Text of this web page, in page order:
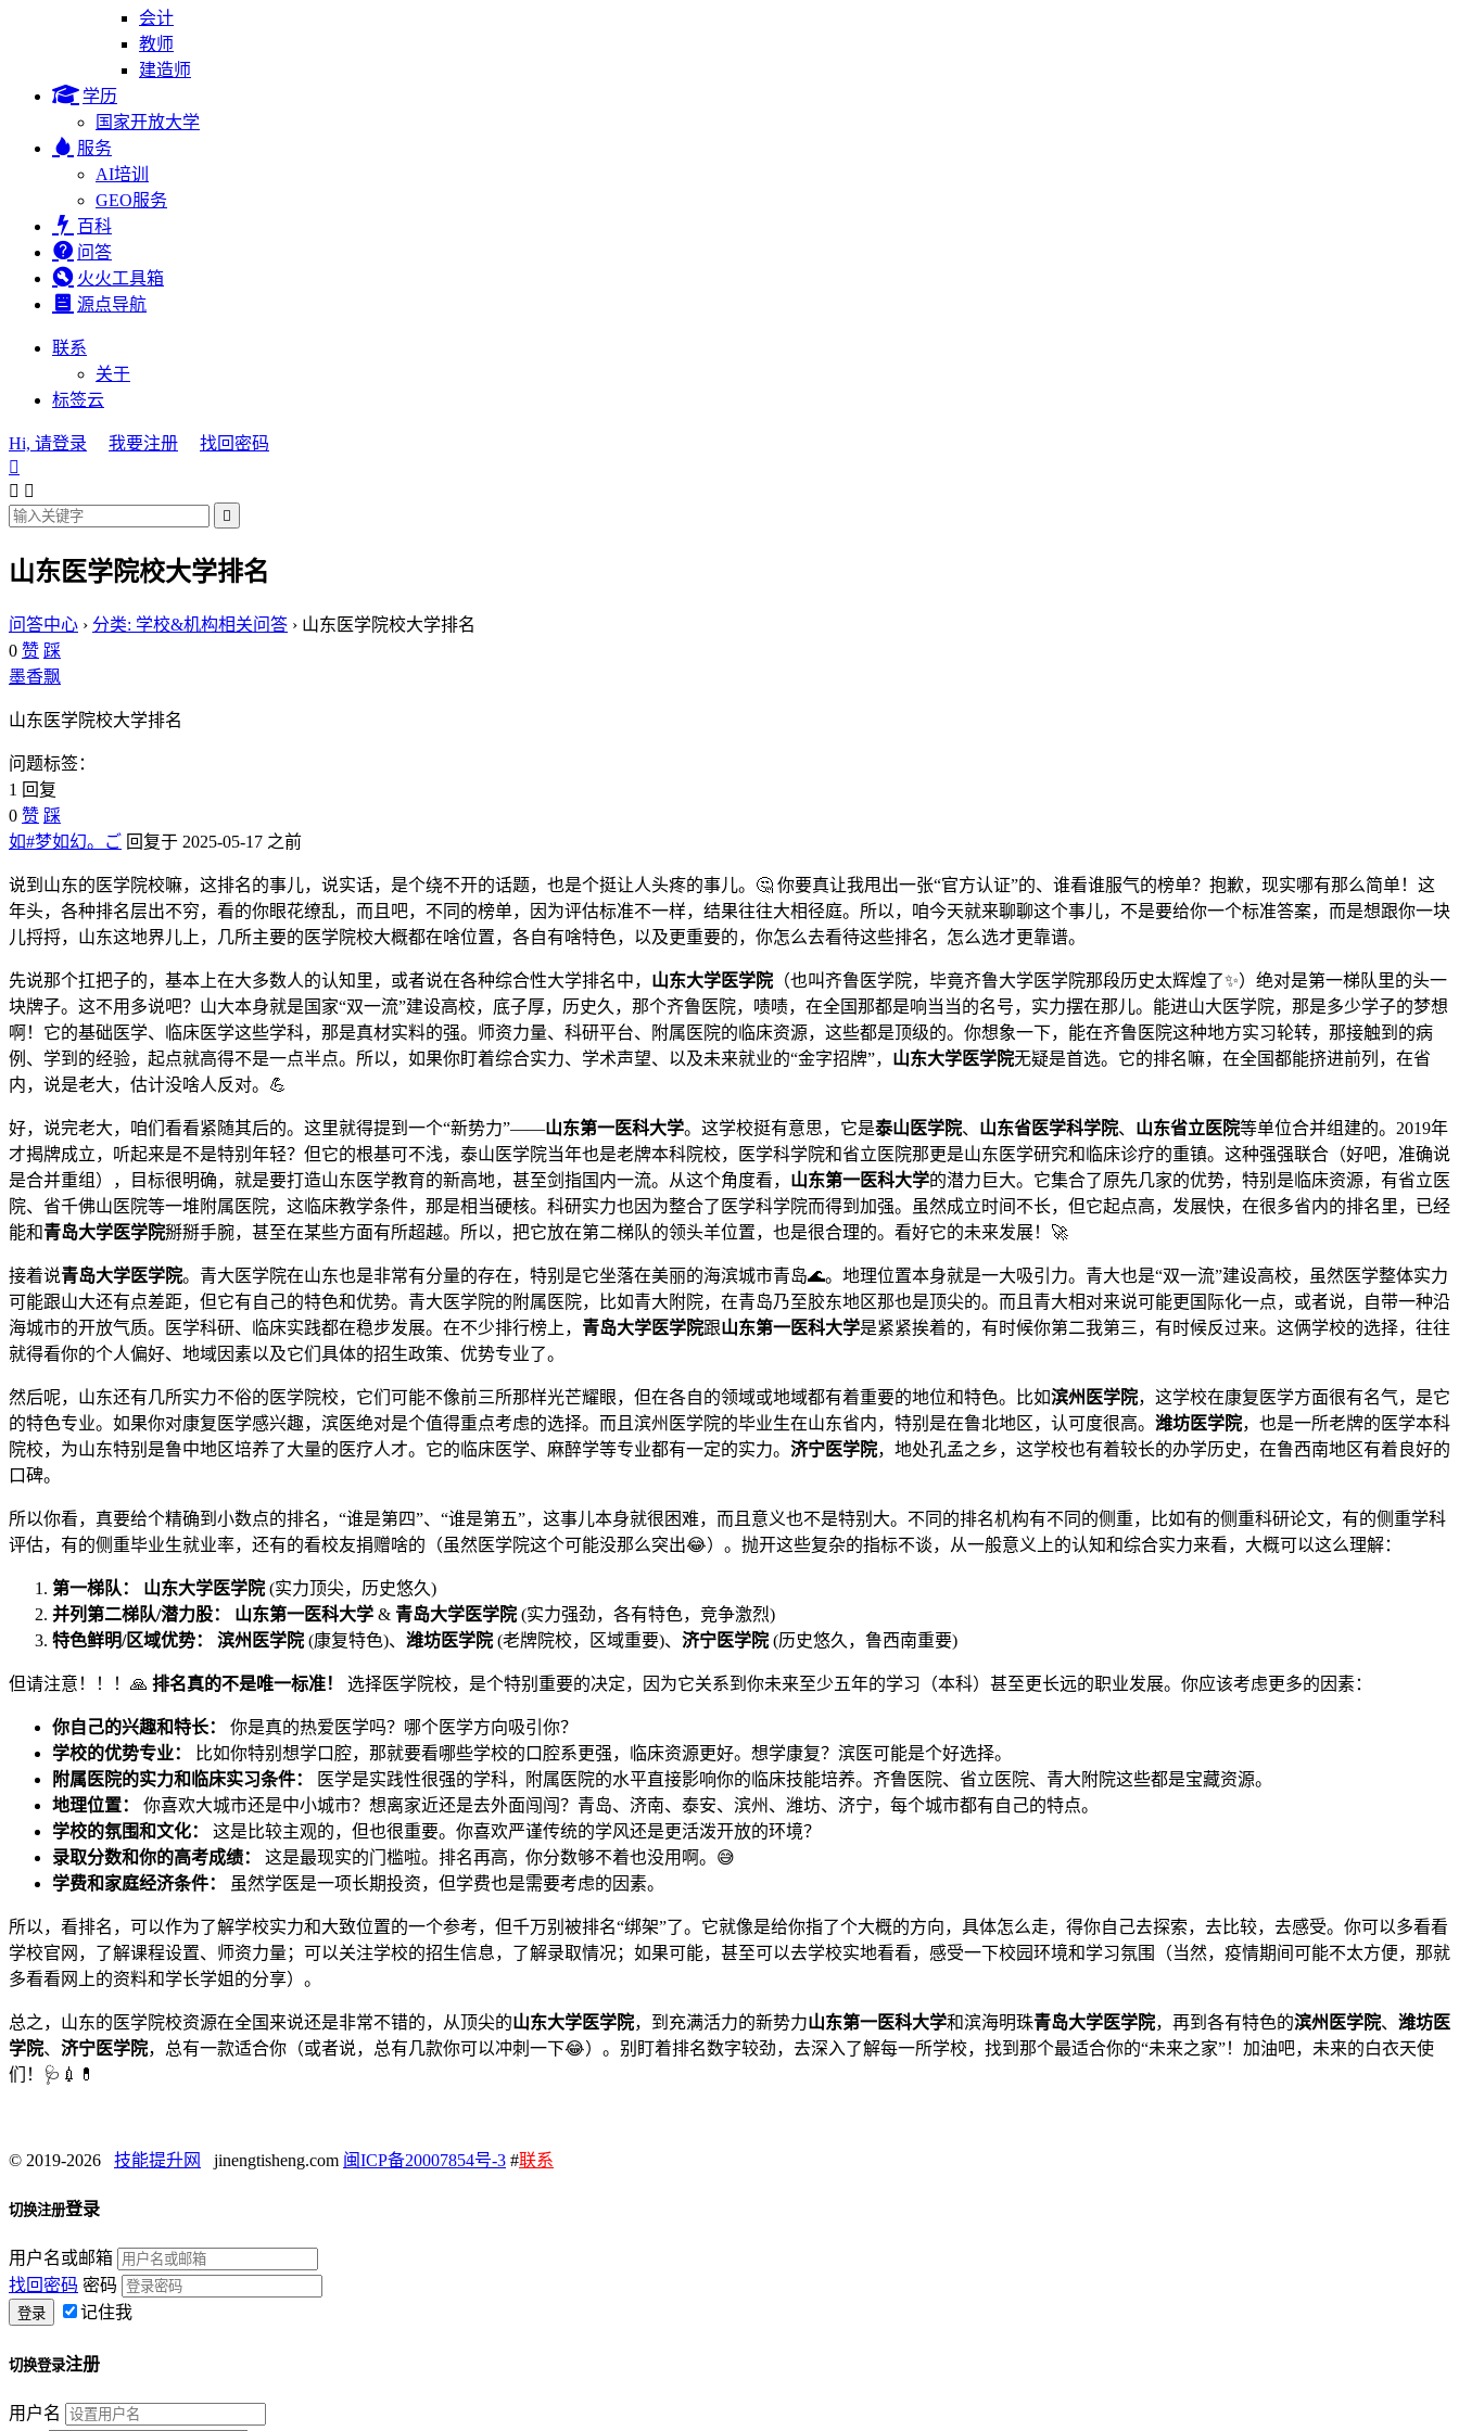
会计
教师
建造师
学历
国家开放大学
服务
AI培训
GEO服务
百科
问答
火火工具箱
源点导航
联系
关于
标签云
Hi, 请登录 我要注册
找回密码

 

山东医学院校大学排名
问答中心 › 分类: 学校&机构相关问答 › 山东医学院校大学排名
0 赞 踩
墨香飘
山东医学院校大学排名
问题标签：
1 回复
0 赞 踩
如#梦如幻。ご 回复于 2025-05-17 之前
说到山东的医学院校嘛，这排名的事儿，说实话，是个绕不开的话题，也是个挺让人头疼的事儿。🤔 你要真让我甩出一张“官方认证”的、谁看谁服气的榜单？抱歉，现实哪有那么简单！这
年头，各种排名层出不穷，看的你眼花缭乱，而且吧，不同的榜单，因为评估标准不一样，结果往往大相径庭。所以，咱今天就来聊聊这个事儿，不是要给你一个标准答案，而是想跟你一块
儿捋捋，山东这地界儿上，几所主要的医学院校大概都在啥位置，各自有啥特色，以及更重要的，你怎么去看待这些排名，怎么选才更靠谱。
先说那个扛把子的，基本上在大多数人的认知里，或者说在各种综合性大学排名中， 山东大学医学院 （也叫齐鲁医学院，毕竟齐鲁大学医学院那段历史太辉煌了✨）绝对是第一梯队里的头一
块牌子。这不用多说吧？山大本身就是国家“双一流”建设高校，底子厚，历史久，那个齐鲁医院，啧啧，在全国那都是响当当的名号，实力摆在那儿。能进山大医学院，那是多少学子的梦想
啊！它的基础医学、临床医学这些学科，那是真材实料的强。师资力量、科研平台、附属医院的临床资源，这些都是顶级的。你想象一下，能在齐鲁医院这种地方实习轮转，那接触到的病
例、学到的经验，起点就高得不是一点半点。所以，如果你盯着综合实力、学术声望、以及未来就业的“金字招牌”， 山东大学医学院无疑是首选。它的排名嘛，在全国都能挤进前列，在省
内，说是老大，估计没啥人反对。💪
好，说完老大，咱们看看紧随其后的。这里就得提到一个“新势力”——山东第一医科大学。这学校挺有意思，它是泰山医学院、 山东省医学科学院、 山东省立医院等单位合并组建的。2019年
才揭牌成立，听起来是不是特别年轻？但它的根基可不浅，泰山医学院当年也是老牌本科院校，医学科学院和省立医院那更是山东医学研究和临床诊疗的重镇。这种强强联合（好吧，准确说
是合并重组），目标很明确，就是要打造山东医学教育的新高地，甚至剑指国内一流。从这个角度看， 山东第一医科大学的潜力巨大。它集合了原先几家的优势，特别是临床资源，有省立医
院、省千佛山医院等一堆附属医院，这临床教学条件，那是相当硬核。科研实力也因为整合了医学科学院而得到加强。虽然成立时间不长，但它起点高，发展快，在很多省内的排名里，已经
能和青岛大学医学院掰掰手腕，甚至在某些方面有所超越。所以，把它放在第二梯队的领头羊位置，也是很合理的。看好它的未来发展！🚀
接着说青岛大学医学院。青大医学院在山东也是非常有分量的存在，特别是它坐落在美丽的海滨城市青岛🌊。地理位置本身就是一大吸引力。青大也是“双一流”建设高校，虽然医学整体实力
可能跟山大还有点差距，但它有自己的特色和优势。青大医学院的附属医院，比如青大附院，在青岛乃至胶东地区那也是顶尖的。而且青大相对来说可能更国际化一点，或者说，自带一种沿
海城市的开放气质。医学科研、临床实践都在稳步发展。在不少排行榜上， 青岛大学医学院跟山东第一医科大学是紧紧挨着的，有时候你第二我第三，有时候反过来。这俩学校的选择，往往
就得看你的个人偏好、地域因素以及它们具体的招生政策、优势专业了。
然后呢，山东还有几所实力不俗的医学院校，它们可能不像前三所那样光芒耀眼，但在各自的领域或地域都有着重要的地位和特色。比如滨州医学院，这学校在康复医学方面很有名气，是它
的特色专业。如果你对康复医学感兴趣，滨医绝对是个值得重点考虑的选择。而且滨州医学院的毕业生在山东省内，特别是在鲁北地区，认可度很高。 潍坊医学院，也是一所老牌的医学本科
院校，为山东特别是鲁中地区培养了大量的医疗人才。它的临床医学、麻醉学等专业都有一定的实力。 济宁医学院，地处孔孟之乡，这学校也有着较长的办学历史，在鲁西南地区有着良好的
口碑。
所以你看，真要给个精确到小数点的排名，“谁是第四”、“谁是第五”，这事儿本身就很困难，而且意义也不是特别大。不同的排名机构有不同的侧重，比如有的侧重科研论文，有的侧重学科
评估，有的侧重毕业生就业率，还有的看校友捐赠啥的（虽然医学院这个可能没那么突出😂）。抛开这些复杂的指标不谈，从一般意义上的认知和综合实力来看，大概可以这么理解：
第一梯队： 山东大学医学院 (实力顶尖，历史悠久)
并列第二梯队/潜力股：
山东第一医科大学 & 青岛大学医学院 (实力强劲，各有特色，竞争激烈)
特色鲜明/区域优势：
滨州医学院 (康复特色)、 潍坊医学院 (老牌院校，区域重要)、 济宁医学院 (历史悠久，鲁西南重要)
但请注意！！！🙏 排名真的不是唯一标准！ 选择医学院校，是个特别重要的决定，因为它关系到你未来至少五年的学习（本科）甚至更长远的职业发展。你应该考虑更多的因素：
你自己的兴趣和特长：
你是真的热爱医学吗？哪个医学方向吸引你？
学校的优势专业：
比如你特别想学口腔，那就要看哪些学校的口腔系更强，临床资源更好。想学康复？滨医可能是个好选择。
附属医院的实力和临床实习条件：
医学是实践性很强的学科，附属医院的水平直接影响你的临床技能培养。齐鲁医院、省立医院、青大附院这些都是宝藏资源。
地理位置：
你喜欢大城市还是中小城市？想离家近还是去外面闯闯？青岛、济南、泰安、滨州、潍坊、济宁，每个城市都有自己的特点。
学校的氛围和文化：
这是比较主观的，但也很重要。你喜欢严谨传统的学风还是更活泼开放的环境？
录取分数和你的高考成绩：
这是最现实的门槛啦。排名再高，你分数够不着也没用啊。😅
学费和家庭经济条件：
虽然学医是一项长期投资，但学费也是需要考虑的因素。
所以，看排名，可以作为了解学校实力和大致位置的一个参考，但千万别被排名“绑架”了。它就像是给你指了个大概的方向，具体怎么走，得你自己去探索，去比较，去感受。你可以多看看
学校官网，了解课程设置、师资力量；可以关注学校的招生信息，了解录取情况；如果可能，甚至可以去学校实地看看，感受一下校园环境和学习氛围（当然，疫情期间可能不太方便，那就
多看看网上的资料和学长学姐的分享）。
总之，山东的医学院校资源在全国来说还是非常不错的，从顶尖的山东大学医学院，到充满活力的新势力山东第一医科大学和滨海明珠青岛大学医学院，再到各有特色的滨州医学院、 潍坊医
学院、 济宁医学院，总有一款适合你（或者说，总有几款你可以冲刺一下😂）。别盯着排名数字较劲，去深入了解每一所学校，找到那个最适合你的“未来之家”！加油吧，未来的白衣天使
们！🩺💉💊
© 2019-2026 技能提升网 jinengtisheng.com 闽ICP备20007854号-3 #联系
切换注册登录
用户名或邮箱
找回密码 密码
记住我
切换登录注册
用户名